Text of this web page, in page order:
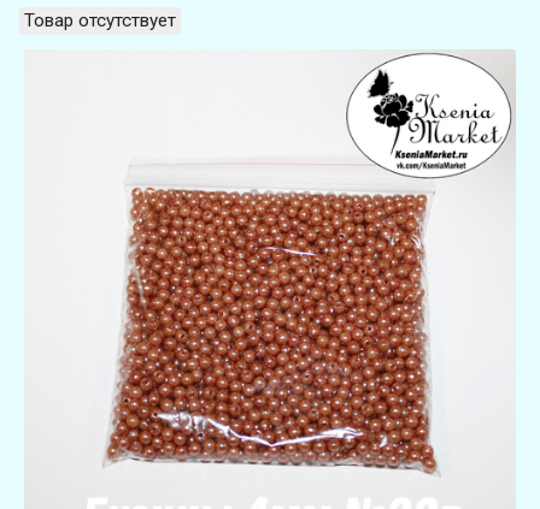
Товар отсутствует